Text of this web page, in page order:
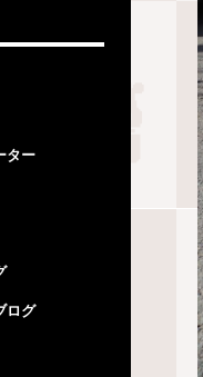
ター
ログ